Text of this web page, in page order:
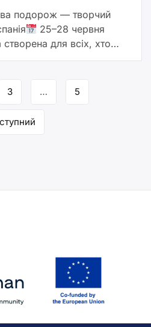
подорож — творчий
25–28 червня
для всіх, хто
письменників і
3 … 5